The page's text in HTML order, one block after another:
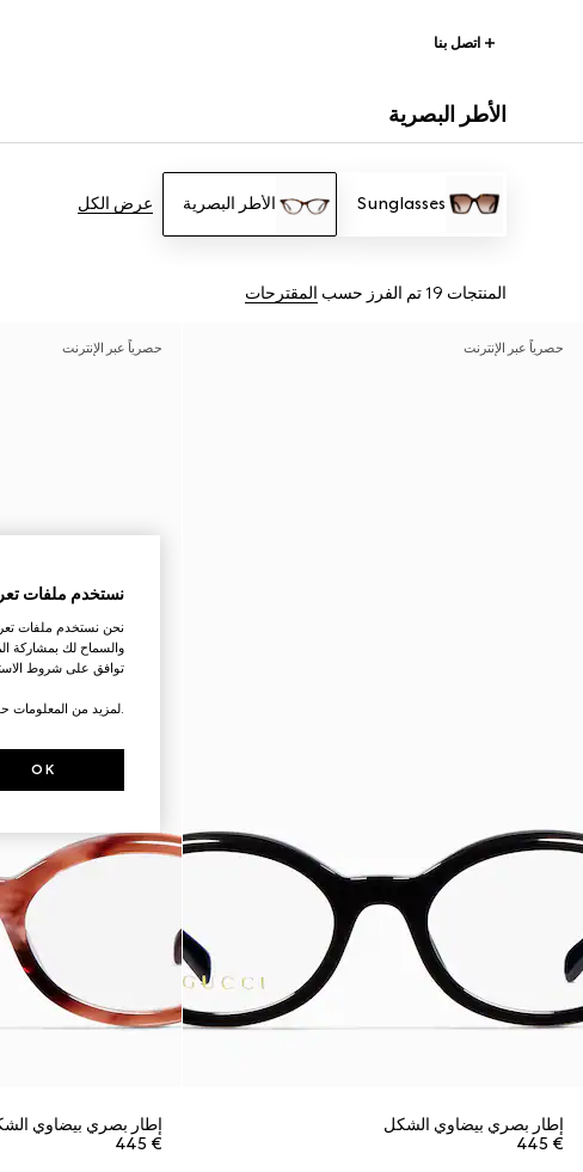
اتصل بنا
الأطر البصرية
Sunglasses الأطر البصرية عرض الكل
المنتجات 19 تم الفرز حسب المقترحات
حصرياً عبر الإنترنت
إطار بصري بيضاوي الشكل
€ 445
حصرياً عبر الإنترنت
إطار بصري بيضاوي
€ 445
نستخدم ملفات
نحن نستخدم ملفات
والسماح لك بمشاركة
توافق على شروط
.لمزيد من المعلومات
OK